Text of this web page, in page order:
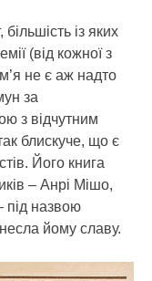
із яких
(від кожної з
не є аж надто
за
з відчутним
блискуче, що є
Його книга
– Анрі Мішо,
під назвою
йому славу.